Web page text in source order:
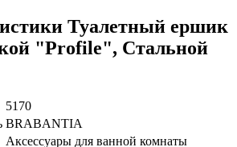
Туалетный ершик
"Profile", Стальной
5170
BRABANTIA
Аксессуары для ванной комнаты